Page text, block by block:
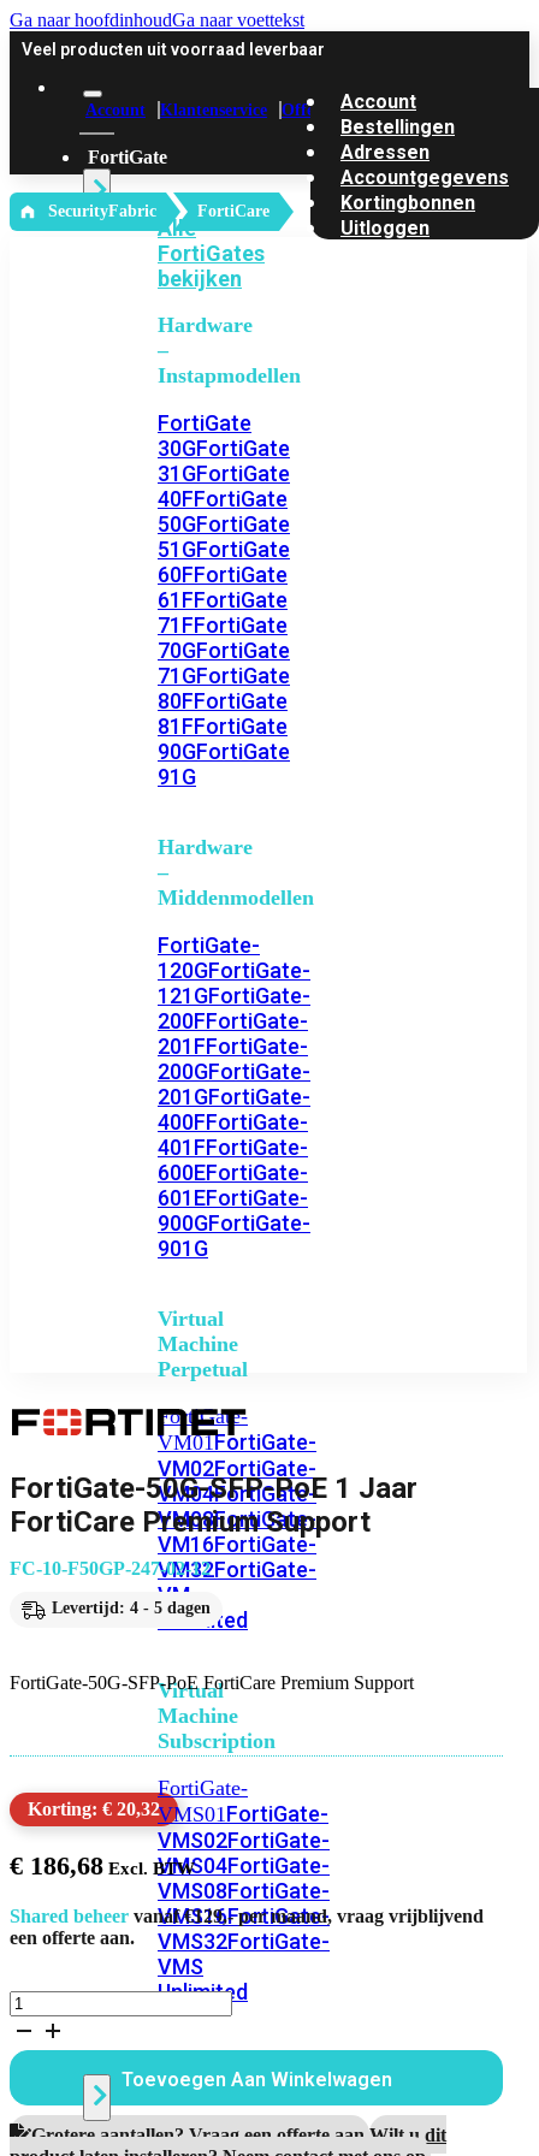
Ga naar hoofdinhoudGa naar voettekst
Veel producten uit voorraad leverbaar
Account Klantenservice Offerte
FortiGate
Alle
FortiGates
bekijken
Hardware
–
Instapmodellen
FortiGate
30GFortiGate
31GFortiGate
40FFortiGate
50GFortiGate
51GFortiGate
60FFortiGate
61FFortiGate
71FFortiGate
70GFortiGate
71GFortiGate
80FFortiGate
81FFortiGate
90GFortiGate
91G
Hardware
–
Middenmodellen
FortiGate-
120GFortiGate-
121GFortiGate-
200FFortiGate-
201FFortiGate-
200GFortiGate-
201GFortiGate-
400FFortiGate-
401FFortiGate-
600EFortiGate-
601EFortiGate-
900GFortiGate-
901G
Virtual
Machine
Perpetual
FortiGate-
VM01FortiGate-
VM02FortiGate-
VM04FortiGate-
VM08FortiGate-
VM16FortiGate-
VM32FortiGate-
VM
Unlimited
Virtual
Machine
Subscription
FortiGate-
VMS01FortiGate-
VMS02FortiGate-
VMS04FortiGate-
VMS08FortiGate-
VMS16FortiGate-
VMS32FortiGate-
VMS
Unlimited
Alle
Account
Bestellingen
Adressen
Accountgegevens
Kortingbonnen
Uitloggen
‎ SecurityFabric FortiCare
FortiGate-50G-SFP-PoE 1 Jaar
FortiCare Premium Support
FC-10-F50GP-247-02-12
Levertijd: 4 - 5 dagen
FortiGate-50G-SFP-PoE FortiCare Premium Support
Korting: € 20,32
€ 186,68
Shared beheer vanaf €129,- per maand, vraag vrijblijvend
een offerte aan.
FortiGate-
50G-
PoE
1
Jaar
FortiCare
Toevoegen Aan Winkelwagen
Grotere aantallen? Vraag een offerte aan.Wilt u dit